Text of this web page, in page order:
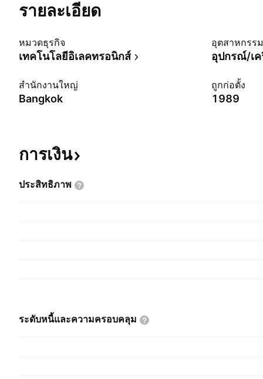
รายละเอียด
หมวดธุรกิจ
เทคโนโลยีอิเลคทรอนิกส์
อุตสาหกรรม
อุปกรณ์/เค
สำนักงานใหญ่
Bangkok
ถูกก่อตั้ง
1989
การเงิน
ประสิทธิภาพ
ระดับหนี้และความครอบคลุม